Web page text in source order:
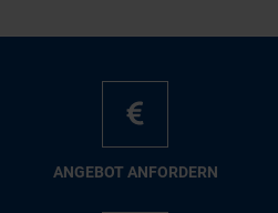
AN­GE­BOT AN­FOR­DERN